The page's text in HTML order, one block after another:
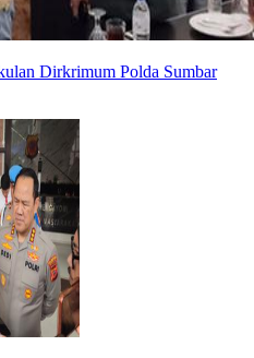
Dirkrimum Polda Sumbar